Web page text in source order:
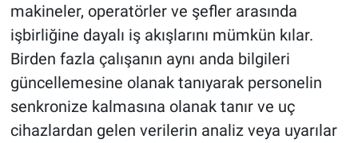
makineler, operatörler ve şefler arasında
işbirliğine dayalı iş akışlarını mümkün kılar.
Birden fazla çalışanın aynı anda bilgileri
güncellemesine olanak tanıyarak personelin
senkronize kalmasına olanak tanır ve uç
cihazlardan gelen verilerin analiz veya uyarılar